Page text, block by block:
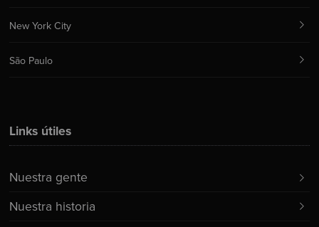
Links útiles
Nuestra gente
Nuestra historia
New York City
São Paulo